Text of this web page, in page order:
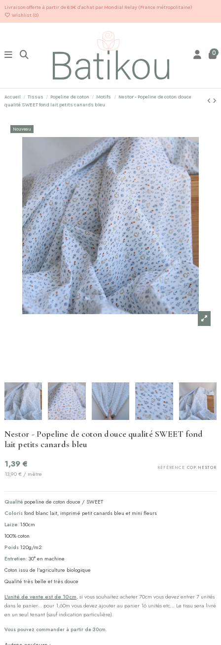
Livraison offerte à partir de 69€ d'achat par Mondial Relay (France métropolitaine)
Wishlist (0)
0
Accueil Tissus Popeline de coton Motifs
Nestor - Popeline de coton douce
qualité SWEET fond lait petits canards bleu
Nouveau
Nestor - Popeline de coton douce qualité SWEET fond
lait petits canards bleu
RÉFÉRENCE COP.NESTOR
1,39 €
13,90 € / mètre
Qualité popeline de coton douce / SWEET
Colorisfond blanc lait, imprimé petit canards bleu et mini fleurs
Laize: 150cm
100% coton
Poids120g/m2
Entretien: 30° en machine
Coton issu de l'agriculture biologique
Qualité très belle et très douce
L'unité de vente est de 10cm, si vous souhaitez acheter 70cm vous devez entrer 7 unités
dans le panier... pour 1,60m vous devez ajouter au panier 16 unités etc... Le tissu sera livré
en un seul tenant (sauf indication particulière).
Vous pouvez commander à partir de 30cm.